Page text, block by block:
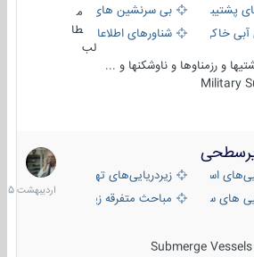
بی سرنشین های دریایی
خاکی و نیروبرشناورهای اطلاعاتی و جاسوسی
طا
لب
و رزمناوها و ناوشکنها و ...
Military
استراتژیکزیردریایی‌های تهاجمی
های سبک
مباحث متفرقه زیرسطحی
Submerge
31
1405